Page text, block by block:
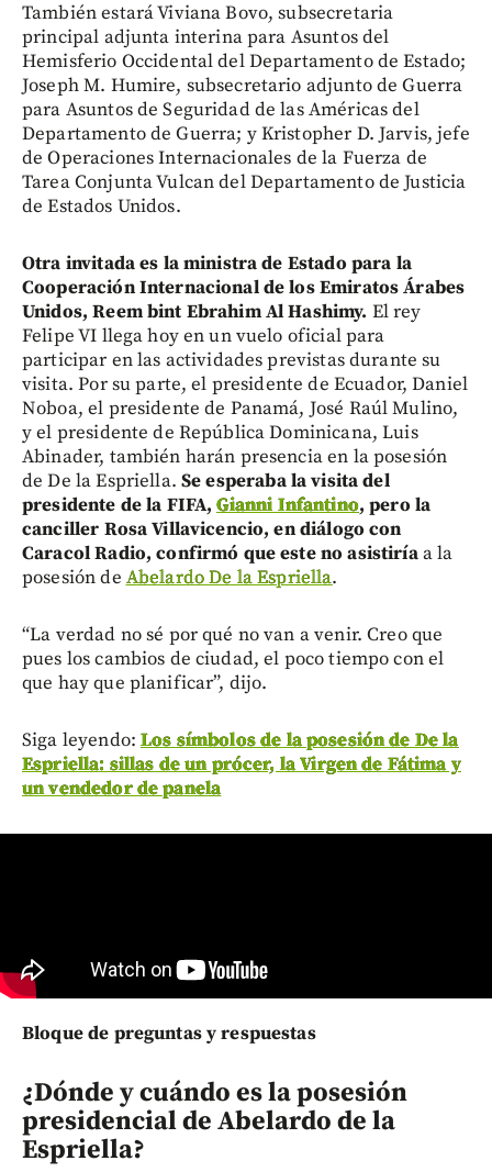
También estará Viviana Bovo, subsecretaria
principal adjunta interina para Asuntos del
Hemisferio Occidental del Departamento de Estado;
Joseph M. Humire, subsecretario adjunto de Guerra
para Asuntos de Seguridad de las Américas del
Departamento de Guerra; y Kristopher D. Jarvis, jefe
de Operaciones Internacionales de la Fuerza de
Tarea Conjunta Vulcan del Departamento de Justicia
de Estados Unidos.
Otra invitada es la ministra de Estado para la
Cooperación Internacional de los Emiratos Árabes
Unidos, Reem bint Ebrahim Al Hashimy. El rey
Felipe VI llega hoy en un vuelo oficial para
participar en las actividades previstas durante su
visita. Por su parte, el presidente de Ecuador, Daniel
Noboa, el presidente de Panamá, José Raúl Mulino,
y el presidente de República Dominicana, Luis
Abinader, también harán presencia en la posesión
de De la Espriella. Se esperaba la visita del
presidente de la FIFA,Gianni Infantino, pero la
canciller Rosa Villavicencio, en diálogo con
Caracol Radio, confirmó que este no asistiríaa la
posesión de Abelardo De la Espriella.
“La verdad no sé por qué no van a venir. Creo que
pues los cambios de ciudad, el poco tiempo con el
que hay que planificar”, dijo.
Siga leyendo:Los símbolos de la posesión de De la
Espriella: sillas de un prócer, la Virgen de Fátima y
un vendedor de panela
Bloque de preguntas y respuestas
¿Dónde y cuándo es la posesión
presidencial de Abelardo de la
Espriella?